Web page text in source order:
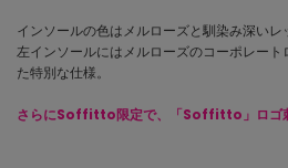
インソールの色はメルローズと馴染み深いレ
左インソールにはメルローズのコーポレー
た特別な仕様。
さらにSoffitto限定で、「Soffitto」ロゴ刺